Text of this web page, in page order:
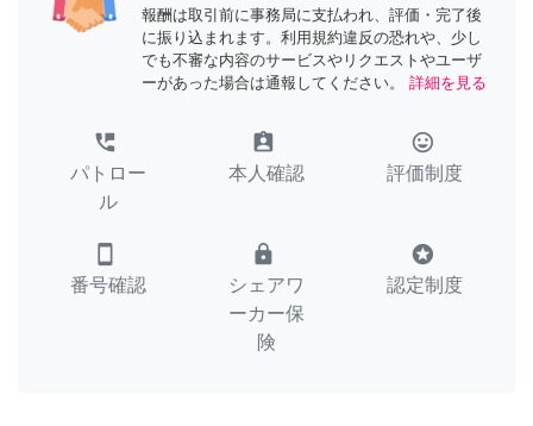
報酬は取引前に事務局に支払われ、評価・完了後
に振り込まれます。利用規約違反の恐れや、少し
でも不審な内容のサービスやリクエストやユーザ
ーがあった場合は通報してください。
詳細を見る
perm_phone_msg
パトロー
ル
assignment_ind
本人確認
tag_faces
評価制度
smartphone
番号確認
lock
シェアワ
ーカー保
険
stars
認定制度